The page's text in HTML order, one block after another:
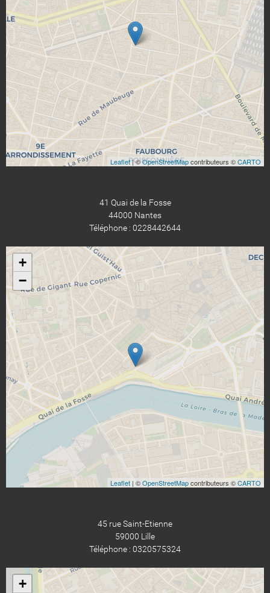
Leaflet| ©OpenStreetMapcontributeurs ©CARTO
41 Quai de la Fosse
44000 Nantes
Téléphone : 0228442644
+
−
Leaflet | ©OpenStreetMapcontributeurs ©CARTO
45 rue Saint-Etienne
59000 Lille
Téléphone : 0320575324
+